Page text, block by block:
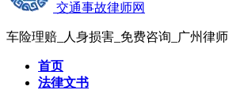
交通事故律师网
车险理赔_人身损害_免费咨询_广州律师
首页
法律文书